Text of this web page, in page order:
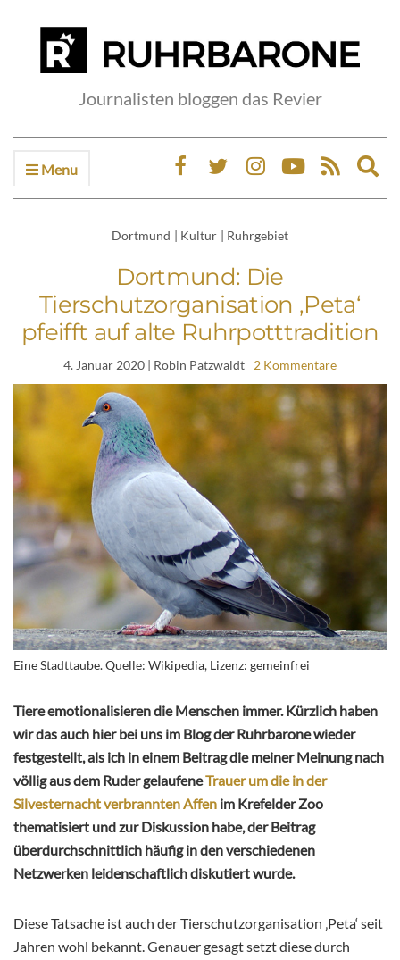
Journalisten bloggen das Revier
Menu
Dortmund | Kultur | Ruhrgebiet
Dortmund: Die
Tierschutzorganisation ‚Peta‘
pfeifft auf alte Ruhrpotttradition
4. Januar 2020 | Robin Patzwaldt 2 Kommentare
Eine Stadttaube. Quelle: Wikipedia, Lizenz: gemeinfrei
Tiere emotionalisieren die Menschen immer. Kürzlich haben
wir das auch hier bei uns im Blog der Ruhrbarone wieder
festgestellt, als ich in einem Beitrag die meiner Meinung nach
völlig aus dem Ruder gelaufeneTrauer um die in der
Silvesternacht verbrannten Affen im Krefelder Zoo
thematisiert und zur Diskussion habe, der Beitrag
überdurchschnittlich häufig in den verschiedenen
Netzwerken leidenschaftlich diskutiert wurde.
Diese Tatsache ist auch der Tierschutzorganisation ‚Peta‘ seit
Jahren wohl bekannt. Genauer gesagt setzt diese durch